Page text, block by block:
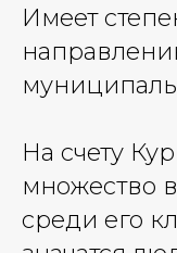
Имеет
На счету
множество
среди его